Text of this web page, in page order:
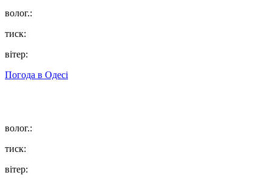
волог.:
тиск:
вітер:
Погода в Одесі
волог.:
тиск:
вітер: